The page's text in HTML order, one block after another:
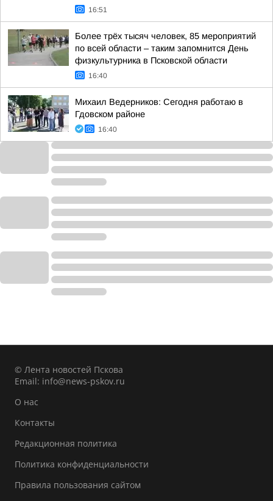
16:51
Более трёх тысяч человек, 85 мероприятий
по всей области – таким запомнится День
физкультурника в Псковской области
16:40
Михаил Ведерников: Сегодня работаю в
Гдовском районе
16:40
© Лента новостей Пскова
Email: info@news-pskov.ru
О нас
Контакты
Редакционная политика
Политика конфиденциальности
Правила пользования сайтом